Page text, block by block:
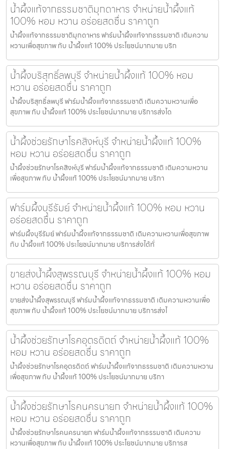
น้ำผึ้งแท้จากธรรมชาติมุกดาหาร จำหน่ายน้ำผึ้งแท้
100% หอม หวาน อร่อยสดชื่น ราคาถูก
น้ำผึ้งแท้จากธรรมชาติมุกดาหาร ฟาร์มน้ำผึ้งแท้จากธรรมชาติ เติมความ
หวานเพื่อสุขภาพ กับ น้ำผึ้งแท้ 100% ประโยชน์มากมาย บริก
น้ำผึ้งบริสุทธิ์ลพบุรี จำหน่ายน้ำผึ้งแท้ 100% หอม
หวาน อร่อยสดชื่น ราคาถูก
น้ำผึ้งบริสุทธิ์ลพบุรี ฟาร์มน้ำผึ้งแท้จากธรรมชาติ เติมความหวานเพื่อ
สุขภาพ กับ น้ำผึ้งแท้ 100% ประโยชน์มากมาย บริการส่งได
น้ำผึ้งช่วยรักษาโรคสิงห์บุรี จำหน่ายน้ำผึ้งแท้ 100%
หอม หวาน อร่อยสดชื่น ราคาถูก
น้ำผึ้งช่วยรักษาโรคสิงห์บุรี ฟาร์มน้ำผึ้งแท้จากธรรมชาติ เติมความหวาน
เพื่อสุขภาพ กับ น้ำผึ้งแท้ 100% ประโยชน์มากมาย บริกา
ฟาร์มผึ้งบุรีรัมย์ จำหน่ายน้ำผึ้งแท้ 100% หอม หวาน
อร่อยสดชื่น ราคาถูก
ฟาร์มผึ้งบุรีรัมย์ ฟาร์มน้ำผึ้งแท้จากธรรมชาติ เติมความหวานเพื่อสุขภาพ
กับ น้ำผึ้งแท้ 100% ประโยชน์มากมาย บริการส่งได้ทั่
ขายส่งน้ำผึ้งสุพรรณบุรี จำหน่ายน้ำผึ้งแท้ 100% หอม
หวาน อร่อยสดชื่น ราคาถูก
ขายส่งน้ำผึ้งสุพรรณบุรี ฟาร์มน้ำผึ้งแท้จากธรรมชาติ เติมความหวานเพื่อ
สุขภาพ กับ น้ำผึ้งแท้ 100% ประโยชน์มากมาย บริการส่งไ
น้ำผึ้งช่วยรักษาโรคอุตรดิตถ์ จำหน่ายน้ำผึ้งแท้ 100%
หอม หวาน อร่อยสดชื่น ราคาถูก
น้ำผึ้งช่วยรักษาโรคอุตรดิตถ์ ฟาร์มน้ำผึ้งแท้จากธรรมชาติ เติมความหวาน
เพื่อสุขภาพ กับ น้ำผึ้งแท้ 100% ประโยชน์มากมาย บริกา
น้ำผึ้งช่วยรักษาโรคนครนายก จำหน่ายน้ำผึ้งแท้ 100%
หอม หวาน อร่อยสดชื่น ราคาถูก
น้ำผึ้งช่วยรักษาโรคนครนายก ฟาร์มน้ำผึ้งแท้จากธรรมชาติ เติมความ
หวานเพื่อสุขภาพ กับ น้ำผึ้งแท้ 100% ประโยชน์มากมาย บริการส